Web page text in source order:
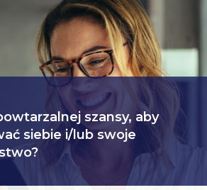
szansy, aby
siebie i/lub swoje